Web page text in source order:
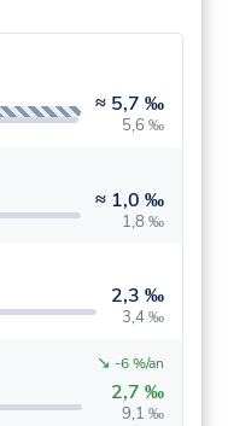
≈ 5,7 ‰
5,6 ‰
≈ 1,0 ‰
1,8 ‰
2,3 ‰
3,4 ‰
2,7 ‰
9,1 ‰
↘ -6 %/an